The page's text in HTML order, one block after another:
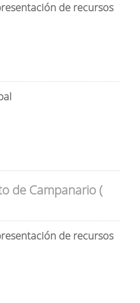
de recursos
de Campanario (
de recursos